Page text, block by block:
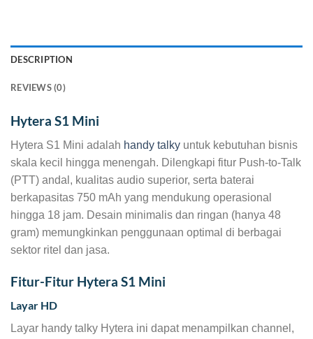
DESCRIPTION
REVIEWS (0)
Hytera S1 Mini
Hytera S1 Mini adalah handy talky untuk kebutuhan bisnis
skala kecil hingga menengah. Dilengkapi fitur Push-to-Talk
(PTT) andal, kualitas audio superior, serta baterai
berkapasitas 750 mAh yang mendukung operasional
hingga 18 jam. Desain minimalis dan ringan (hanya 48
gram) memungkinkan penggunaan optimal di berbagai
sektor ritel dan jasa.
Fitur-Fitur Hytera S1 Mini
Layar HD
Layar handy talky Hytera ini dapat menampilkan channel,